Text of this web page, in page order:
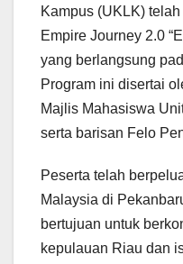
Kampus (UKLK)
Empire Journey 2.0
yang berlangsung
Program ini disertai
Majlis Mahasiswa
serta barisan Felo
Peserta telah
Malaysia di
bertujuan untuk
kepulauan Riau dan